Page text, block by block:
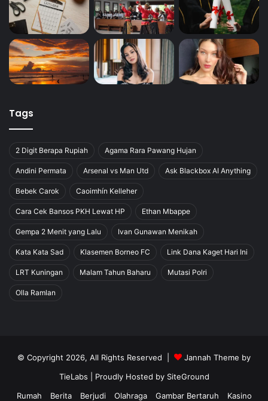
Tags
2 Digit Berapa Rupiah Agama Rara Pawang Hujan
Andini Permata Arsenal vs Man Utd Ask Blackbox AI Anything
Bebek Carok Caoimhín Kelleher
Cara Cek Bansos PKH Lewat HP Ethan Mbappe
Gempa 2 Menit yang Lalu Ivan Gunawan Menikah
Kata Kata Sad Klasemen Borneo FC Link Dana Kaget Hari Ini
LRT Kuningan Malam Tahun Baharu Mutasi Polri
Olla Ramlan
© Copyright 2026, All Rights Reserved |
Jannah Theme by
TieLabs | Proudly Hosted by SiteGround
Rumah
Berita Berjudi Olahraga Gambar Bertaruh Kasino